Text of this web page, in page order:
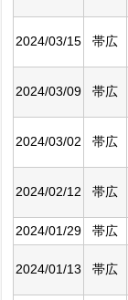
2024/03/15 帯広
2024/03/09 帯広
2024/03/02 帯広
2024/02/12 帯広
2024/01/29 帯広
2024/01/13 帯広